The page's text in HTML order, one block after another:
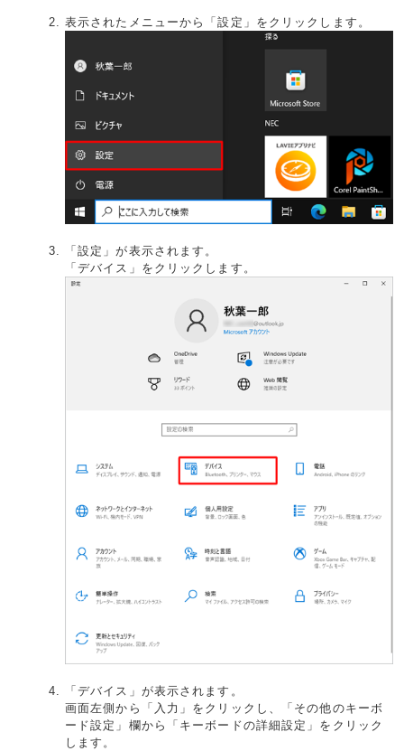
表示されたメニューから「設定」をクリックします。
「設定」が表示されます。
「デバイス」をクリックします。
「デバイス」が表示されます。
画面左側から「入力」をクリックし、「その他のキーボ
ード設定」欄から「キーボードの詳細設定」をクリック
します。